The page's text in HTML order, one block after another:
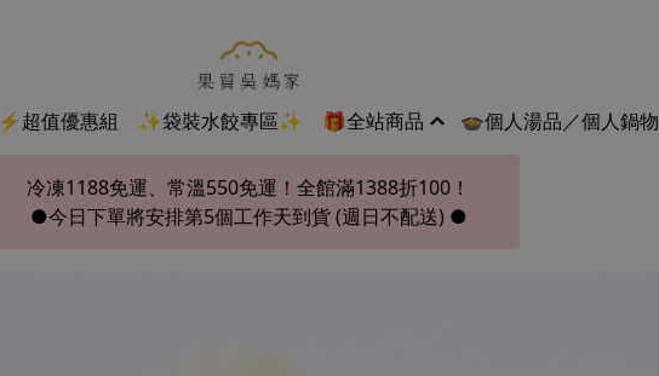
⚡超值優惠組 ✨袋裝水餃專區✨ 🎁全站商品 🍲個人湯品／個人鍋物
冷凍1188免運、常溫550免運！全館滿1388折100！
●今日下單將安排第5個工作天到貨 (週日不配送) ●